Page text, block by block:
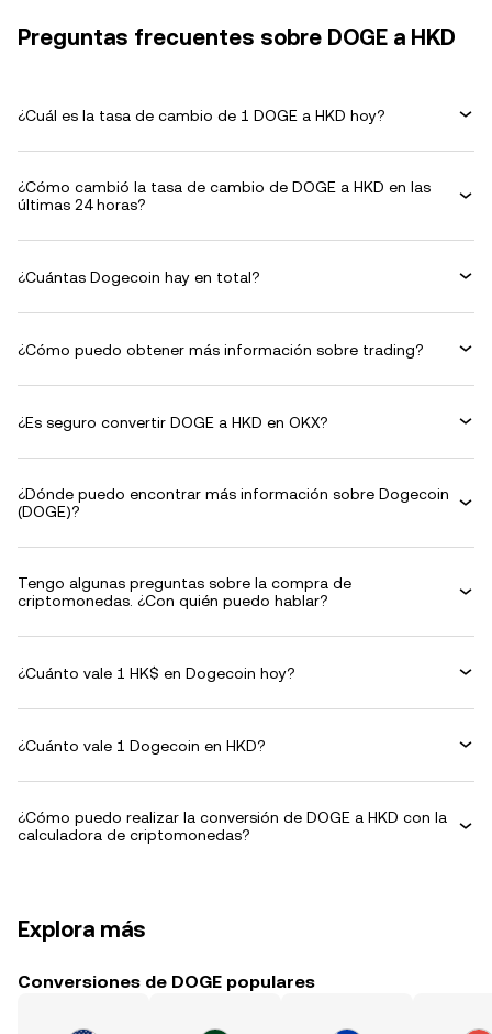
Preguntas frecuentes sobre DOGE a HKD
¿Cuál es la tasa de cambio de 1 DOGE a HKD hoy?
¿Cómo cambió la tasa de cambio de DOGE a HKD en las
últimas 24 horas?
¿Cuántas Dogecoin hay en total?
¿Cómo puedo obtener más información sobre trading?
¿Es seguro convertir DOGE a HKD en OKX?
¿Dónde puedo encontrar más información sobre Dogecoin
(DOGE)?
Tengo algunas preguntas sobre la compra de
criptomonedas. ¿Con quién puedo hablar?
¿Cuánto vale 1 HK$ en Dogecoin hoy?
¿Cuánto vale 1 Dogecoin en HKD?
¿Cómo puedo realizar la conversión de DOGE a HKD con la
calculadora de criptomonedas?
Explora más
Conversiones de DOGE populares